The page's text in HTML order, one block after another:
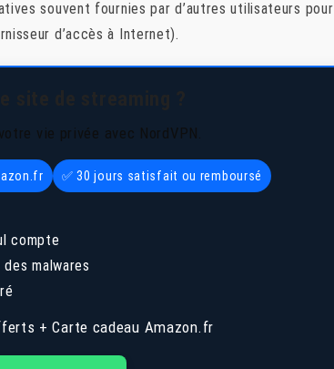
souvent fournies par d’autres utilisateurs pour
d’accès à Internet).
vie privée avec NordVPN.
✅ 30 jours satisfait ou remboursé
compte
malwares
+ Carte cadeau Amazon.fr